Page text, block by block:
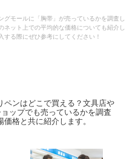
グモールに「胸帯」が売っているかを調査し
ネット上での平均的な価格についても紹介し
する際にぜひ参考にしてください！
ペンはどこで買える？文具店や
ップでも売っているかを調査
価格と共に紹介します。